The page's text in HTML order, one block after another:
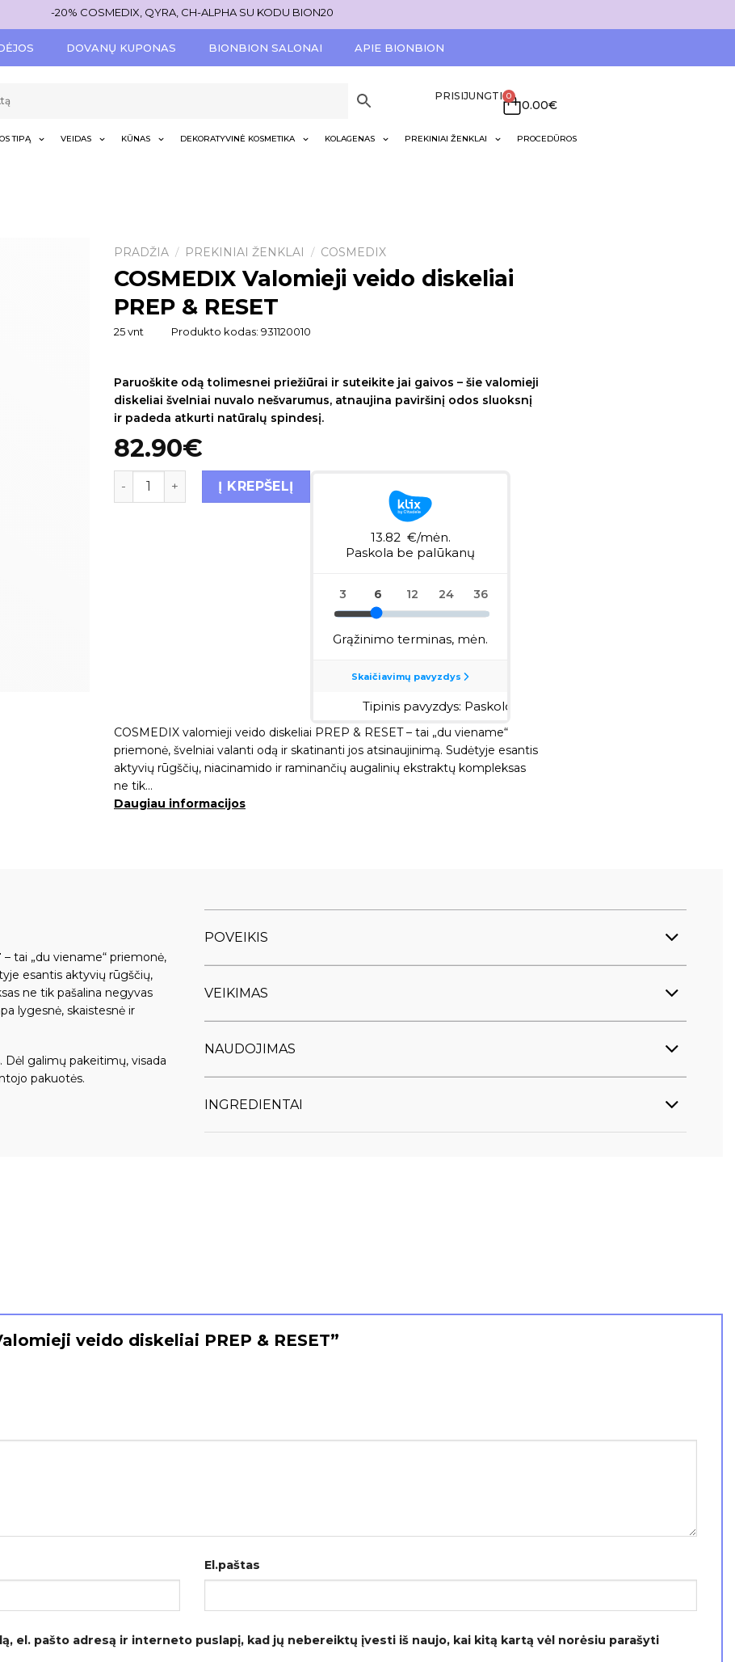
-20% COSMEDIX, QYRA, CH-ALPHA SU KODU BION20
DOVANŲ KUPONAS BIONBION SALONAI APIE BIONBION
PRISIJUNGTI
0.00€
0
TIPĄ VEIDAS KŪNAS DEKORATYVINĖ KOSMETIKA KOLAGENAS PREKINIAI ŽENKLAI PROCEDŪROS
PRADŽIA / PREKINIAI ŽENKLAI / COSMEDIX
COSMEDIX Valomieji veido diskeliai
PREP & RESET
25 vnt Produkto kodas: 931120010
Paruoškite odą tolimesnei priežiūrai ir suteikite jai gaivos – šie valomieji
diskeliai švelniai nuvalo nešvarumus, atnaujina paviršinį odos sluoksnį
ir padeda atkurti natūralų spindesį.
82.90€
Į KREPŠELĮ
COSMEDIX valomieji veido diskeliai PREP & RESET – tai „du viename“
priemonė, švelniai valanti odą ir skatinanti jos atsinaujinimą. Sudėtyje esantis
aktyvių rūgščių, niacinamido ir raminančių augalinių ekstraktų kompleksas
ne tik…
Daugiau informacijos
– tai „du viename“ priemonė,
esantis aktyvių rūgščių,
ne tik pašalina negyvas
lygesnė, skaistesnė ir
galimų pakeitimų, visada
pakuotės.
POVEIKIS
VEIKIMAS
NAUDOJIMAS
INGREDIENTAI
veido diskeliai PREP & RESET”
El.paštas
el. pašto adresą ir interneto puslapį, kad jų nebereiktų įvesti iš naujo, kai kitą kartą vėl norėsiu parašyti